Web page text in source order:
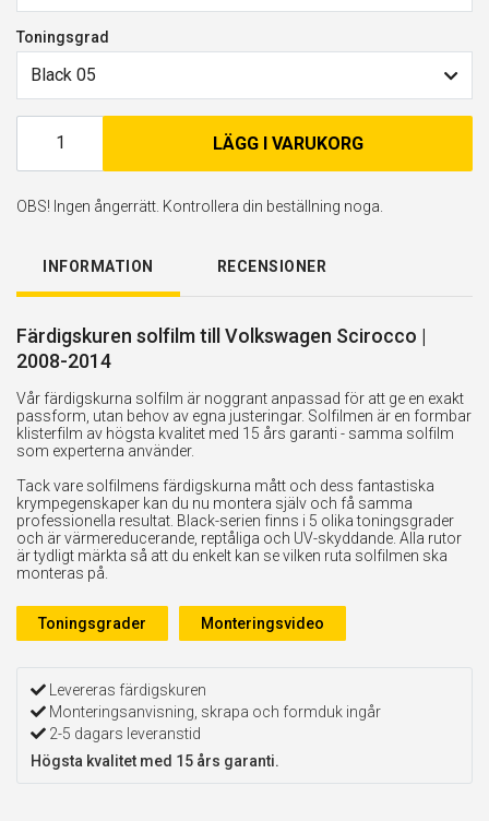
Toningsgrad
Black 05
LÄGG I VARUKORG
OBS! Ingen ångerrätt. Kontrollera din beställning noga.
INFORMATION RECENSIONER
Färdigskuren solfilm till Volkswagen Scirocco |
2008-2014
Vår färdigskurna solfilm är noggrant anpassad för att ge en exakt
passform, utan behov av egna justeringar. Solfilmen är en formbar
klisterfilm av högsta kvalitet med 15 års garanti - samma solfilm
som experterna använder.
Tack vare solfilmens färdigskurna mått och dess fantastiska
krympegenskaper kan du nu montera själv och få samma
professionella resultat. Black-serien finns i 5 olika toningsgrader
och är värmereducerande, reptåliga och UV-skyddande. Alla rutor
är tydligt märkta så att du enkelt kan se vilken ruta solfilmen ska
monteras på.
Toningsgrader Monteringsvideo
Levereras färdigskuren
Monteringsanvisning, skrapa och formduk ingår
2-5 dagars leveranstid
Högsta kvalitet med 15 års garanti.